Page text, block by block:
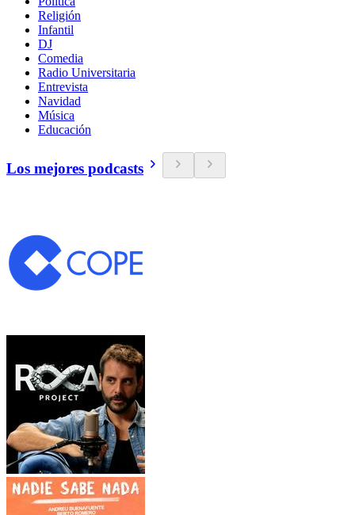
Religión
Infantil
DJ
Comedia
Radio Universitaria
Entrevista
Navidad
Música
Educación
Los mejores podcasts